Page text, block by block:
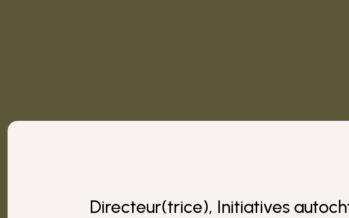
Directeur(trice), Initiatives